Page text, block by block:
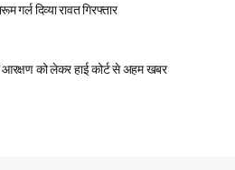
गर्ल दिव्या रावत गिरफ्तार
को लेकर हाई कोर्ट से अहम खबर